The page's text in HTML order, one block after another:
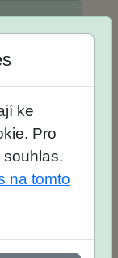
Košík
ke
Pro
souhlas.
na tomto